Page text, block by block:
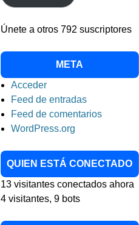
Únete a otros 792 suscriptores
META
Acceder
Feed de entradas
Feed de comentarios
WordPress.org
QUIEN ESTÁ CONECTADO
13 visitantes conectados ahora
4 visitantes, 9 bots